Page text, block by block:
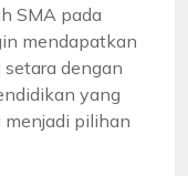
SMA pada
mendapatkan
dengan
yang
menjadi pilihan